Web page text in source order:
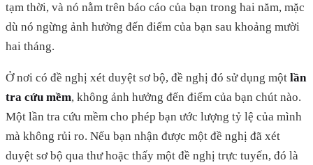
tạm thời, và nó nằm trên báo cáo của bạn trong hai năm, mặc
dù nó ngừng ảnh hưởng đến điểm của bạn sau khoảng mười
hai tháng.
Ở nơi có đề nghị xét duyệt sơ bộ, đề nghị đó sử dụng một lần
tra cứu mềm, không ảnh hưởng đến điểm của bạn chút nào.
Một lần tra cứu mềm cho phép bạn ước lượng tỷ lệ của mình
mà không rủi ro. Nếu bạn nhận được một đề nghị đã xét
duyệt sơ bộ qua thư hoặc thấy một đề nghị trực tuyến, đó là